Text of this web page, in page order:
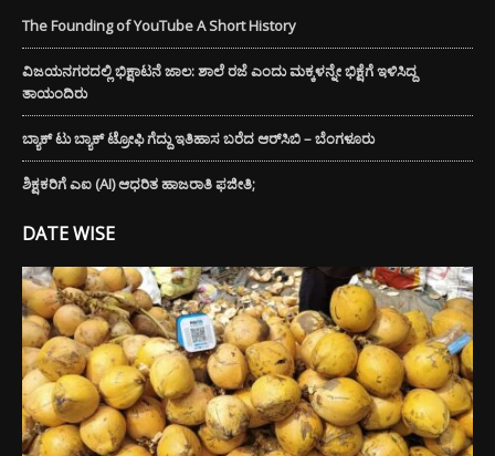
The Founding of YouTube A Short History
ವಿಜಯನಗರದಲ್ಲಿ ಭಿಕ್ಷಾಟನೆ ಜಾಲ: ಶಾಲೆ ರಜೆ ಎಂದು ಮಕ್ಕಳನ್ನೇ ಭಿಕ್ಷೆಗೆ ಇಳಿಸಿದ್ದ
ತಾಯಂದಿರು
ಬ್ಯಾಕ್ ಟು ಬ್ಯಾಕ್ ಟ್ರೋಫಿ ಗೆದ್ದು ಇತಿಹಾಸ ಬರೆದ ಆರ್‌ಸಿಬಿ – ಬೆಂಗಳೂರು
ಶಿಕ್ಷಕರಿಗೆ ಎಐ (AI) ಆಧರಿತ ಹಾಜರಾತಿ ಫಜೀತಿ;
DATE WISE